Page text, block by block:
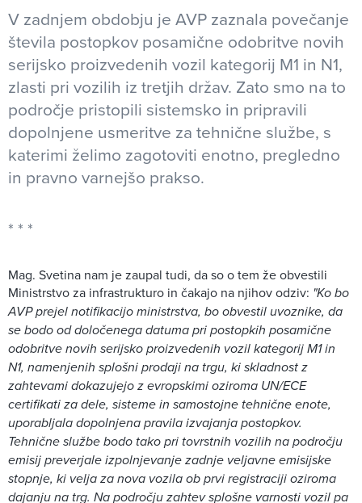
V zadnjem obdobju je AVP zaznala povečanje
števila postopkov posamične odobritve novih
serijsko proizvedenih vozil kategorij M1 in N1,
zlasti pri vozilih iz tretjih držav. Zato smo na to
področje pristopili sistemsko in pripravili
dopolnjene usmeritve za tehnične službe, s
katerimi želimo zagotoviti enotno, pregledno
in pravno varnejšo prakso.
Mag. Svetina nam je zaupal tudi, da so o tem že obvestili
Ministrstvo za infrastrukturo in čakajo na njihov odziv: "Ko bo
AVP prejel notifikacijo ministrstva, bo obvestil uvoznike, da
se bodo od določenega datuma pri postopkih posamične
odobritve novih serijsko proizvedenih vozil kategorij M1 in
N1, namenjenih splošni prodaji na trgu, ki skladnost z
zahtevami dokazujejo z evropskimi oziroma UN/ECE
certifikati za dele, sisteme in samostojne tehnične enote,
uporabljala dopolnjena pravila izvajanja postopkov.
Tehnične službe bodo tako pri tovrstnih vozilih na področju
emisij preverjale izpolnjevanje zadnje veljavne emisijske
stopnje, ki velja za nova vozila ob prvi registraciji oziroma
dajanju na trg. Na področju zahtev splošne varnosti vozil pa